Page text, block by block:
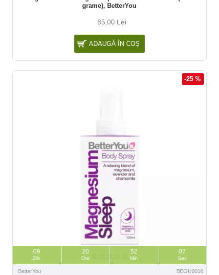
grame), BetterYou
85,00 Lei
ADAUGĂ ÎN COŞ
-25 %
09
Zile
20
Ore
52
Min
06
Sec
BetterYou BEOU0016